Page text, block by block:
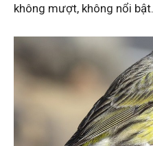
không mượt, không nổi bật.